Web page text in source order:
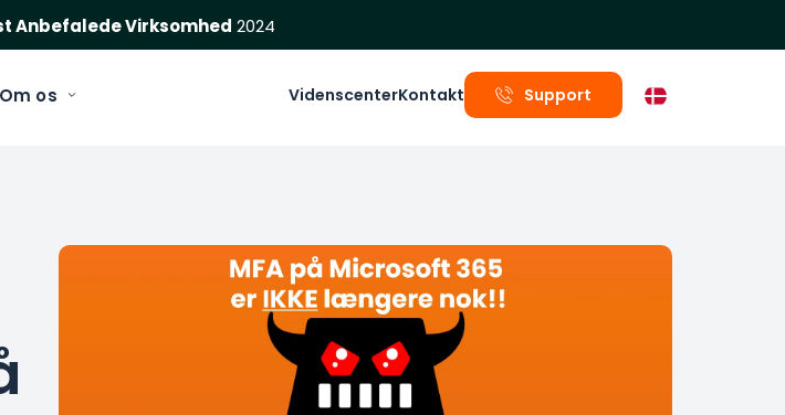
Anbefalede Virksomhed 2024
Om os VidenscenterKontakt Support